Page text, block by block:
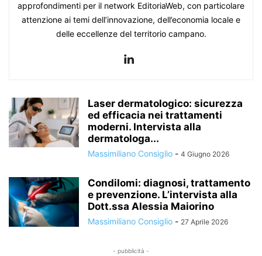
approfondimenti per il network EditoriaWeb, con particolare
attenzione ai temi dell’innovazione, dell’economia locale e
delle eccellenze del territorio campano.
Laser dermatologico: sicurezza
ed efficacia nei trattamenti
moderni. Intervista alla
dermatologa...
Massimiliano Consiglio - 4 Giugno 2026
Condilomi: diagnosi, trattamento
e prevenzione. L’intervista alla
Dott.ssa Alessia Maiorino
Massimiliano Consiglio - 27 Aprile 2026
- pubblicità -